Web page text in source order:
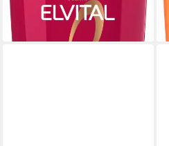
(9,99 €/ 1 l)
lieferbar - in 1-2 Werktagen bei dir